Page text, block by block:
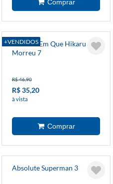
+VENDIDOS
O Verão Em Que Hikaru
Morreu 7
R$ 46,90
R$ 35,20
à vista
Absolute Superman 3